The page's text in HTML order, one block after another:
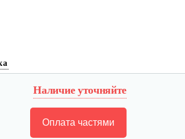
Наличие уточняйте
Оплата частями